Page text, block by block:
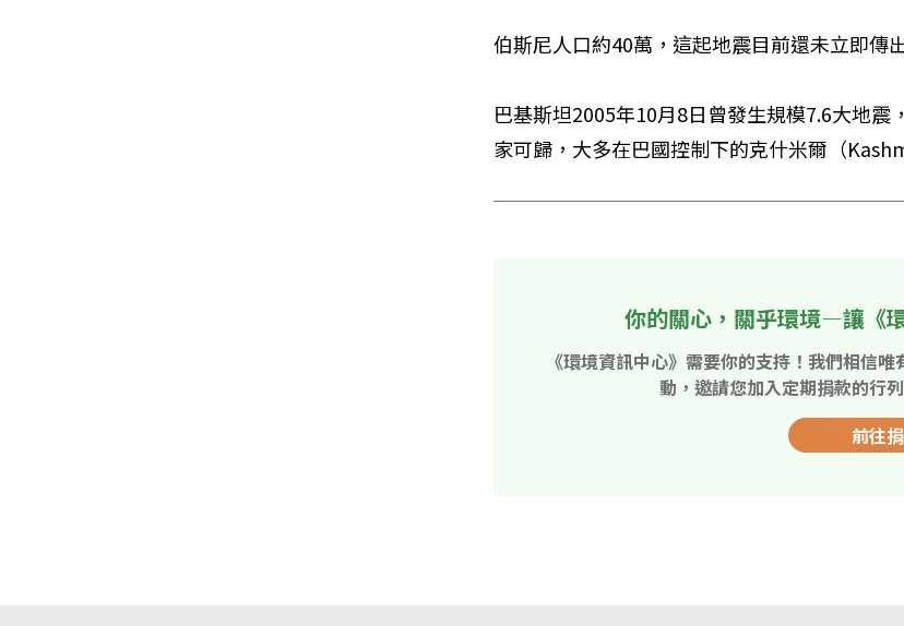
伯斯尼人口約40萬，這起地震目前還未立即傳
巴基斯坦2005年10月8日曾發生規模7.6大地
家可歸，大多在巴國控制下的克什米爾（
你的關心，關乎環境—讓《
《環境資訊中心》需要你的支持！我們相信
動，邀請您加入定期捐款的行
前往